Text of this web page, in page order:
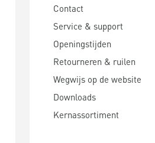
Contact
Service & support
Openingstijden
Retourneren & ruilen
Wegwijs op de website
Downloads
Kernassortiment